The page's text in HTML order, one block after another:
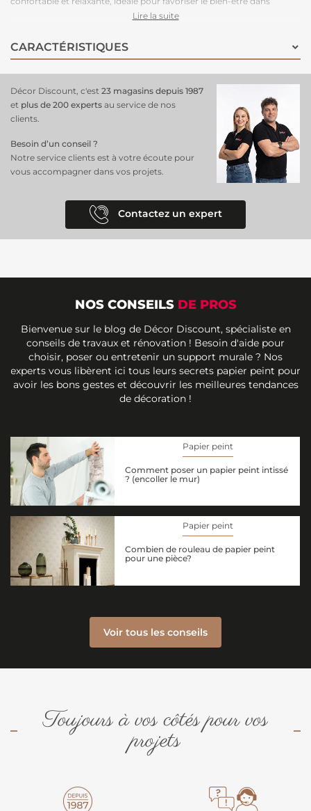
n'importe quelle pièce. Que ce soit dans la chambre à coucher, la
est un véritable accroche-regard qui apporte une note de fraîcheur et
de nature à votredécoration. En intissé, il se pose facilement grâce à
. Changez votre espace en un
havre de paix et de style avec ce magnifique papier peint végétal qui
séduira tous les amateurs de design naturel ! Un
papier peint
Lire la suite
CARACTÉRISTIQUES
Décor Discount, c'est 23 magasins depuis 1987
et plus de 200 experts au service de nos
clients.
Besoin d’un conseil ?
Notre service clients est à votre écoute pour
vous accompagner dans vos projets.
Contactez un expert
NOS CONSEILS DE PROS
Bienvenue sur le blog de Décor Discount, spécialiste en
conseils de travaux et rénovation ! Besoin d'aide pour
choisir, poser ou entretenir un support murale ? Nos
experts vous libèrent ici tous leurs secrets papier peint pour
avoir les bons gestes et découvrir les meilleures tendances
de décoration !
Papier peint
Comment poser un papier peint intissé
? (encoller le mur)
Papier peint
Combien de rouleau de papier peint
pour une pièce?
Voir tous les conseils
Toujours à vos côtés pour vos
projets